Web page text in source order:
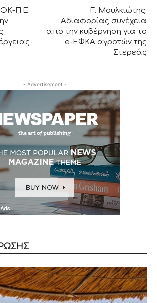
Π.Ε.
Γ. Μουλκιώτης:
Αδιαφορίας συνέχεια
απο την κυβέρνηση για το
e-ΕΦΚΑ αγροτών της
Στερεάς
- Advertisement -